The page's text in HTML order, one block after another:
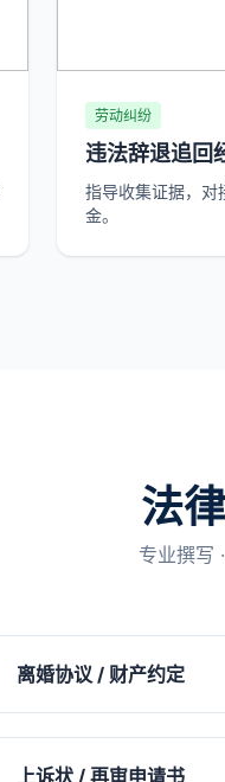
劳动纠纷
违法辞退追回
指导收集证据，对
金。
法
专业撰写
离婚协议 / 财产约定
上诉状 / 再审申请书